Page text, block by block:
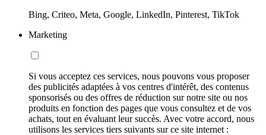
Bing, Criteo, Meta, Google, LinkedIn, Pinterest, TikTok
Marketing
Si vous acceptez ces services, nous pouvons vous proposer
des publicités adaptées à vos centres d'intérêt, des contenus
sponsorisés ou des offres de réduction sur notre site ou nos
produits en fonction des pages que vous consultez et de vos
achats, tout en évaluant leur succès. Avec votre accord, nous
utilisons les services tiers suivants sur ce site internet :